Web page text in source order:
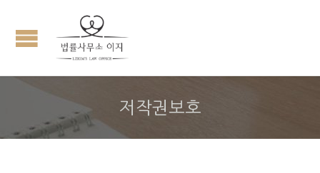
저작권보호